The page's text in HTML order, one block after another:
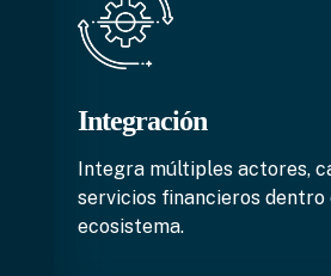
Integración
Integra múltiples actores,
servicios financieros dentro
ecosistema.